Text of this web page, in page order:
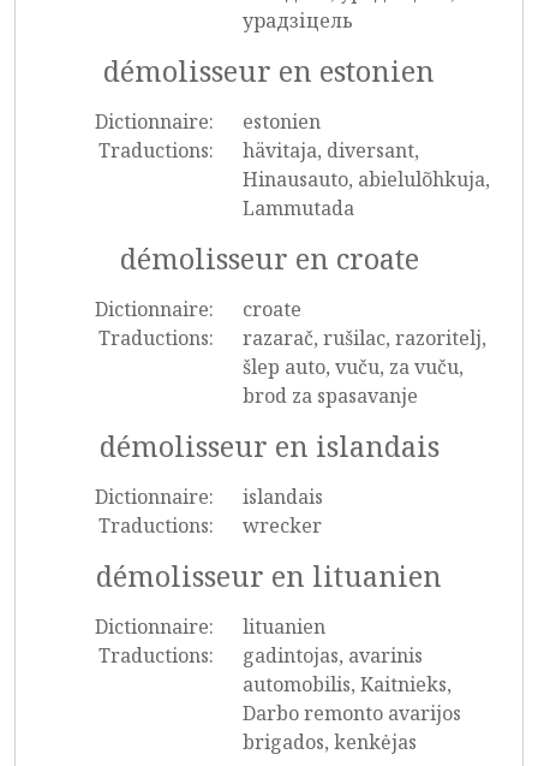
урадзіцель
démolisseur en estonien
Dictionnaire:
estonien
Traductions:
hävitaja, diversant,
Hinausauto, abielulõhkuja,
Lammutada
démolisseur en croate
Dictionnaire:
croate
Traductions:
razarač, rušilac, razoritelj,
šlep auto, vuču, za vuču,
brod za spasavanje
démolisseur en islandais
Dictionnaire:
islandais
Traductions:
wrecker
démolisseur en lituanien
Dictionnaire:
lituanien
Traductions:
gadintojas, avarinis
automobilis, Kaitnieks,
Darbo remonto avarijos
brigados, kenkėjas